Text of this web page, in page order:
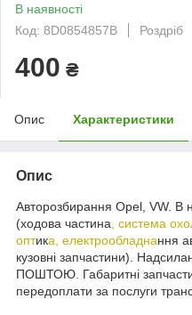
В наявності
Код: 8D0854857B
Роздріб
400 ₴
Опис Характеристики
Опис
Авторозбирання Opel, VW. В
(ходова частина , система
оптика, електрообладнання
кузовні запчастини).
ПОШТОЮ. Габаритні
передоплати за послуги